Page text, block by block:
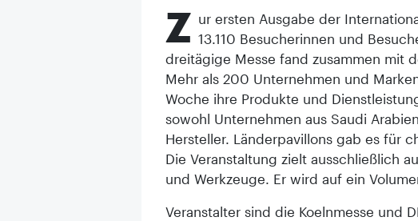
Z ur ersten Ausgabe der
13.110 Besucherinnen und
dreitägige Messe fand zusammen mit
Mehr als 200 Unternehmen und
Woche ihre Produkte und
sowohl Unternehmen aus Saudi
Hersteller. Länderpavillons gab es für
Die Veranstaltung zielt ausschließlich
und Werkzeuge. Er wird auf ein
Veranstalter sind die Koelnmesse und